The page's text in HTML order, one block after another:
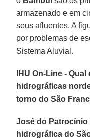
armazenado e em
seus afluentes. A
por problemas de
Sistema Aluvial.
IHU On-Line -
hidrográficas
torno do São
José do Patrocínio
hidrográfica do